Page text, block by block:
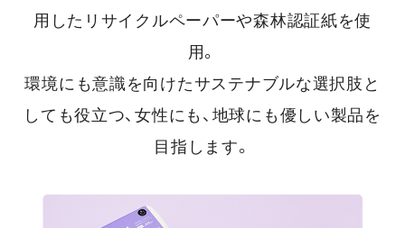
用したリサイクルペーパーや森林認証紙を使
用。
環境にも意識を向けたサステナブルな選択肢と
しても役立つ、女性にも、地球にも優しい製品を
目指します。